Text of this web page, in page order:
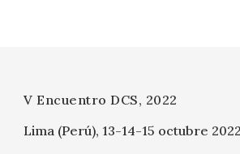
V Encuentro DCS, 2022
Lima (Perú), 13-14-15 octubre